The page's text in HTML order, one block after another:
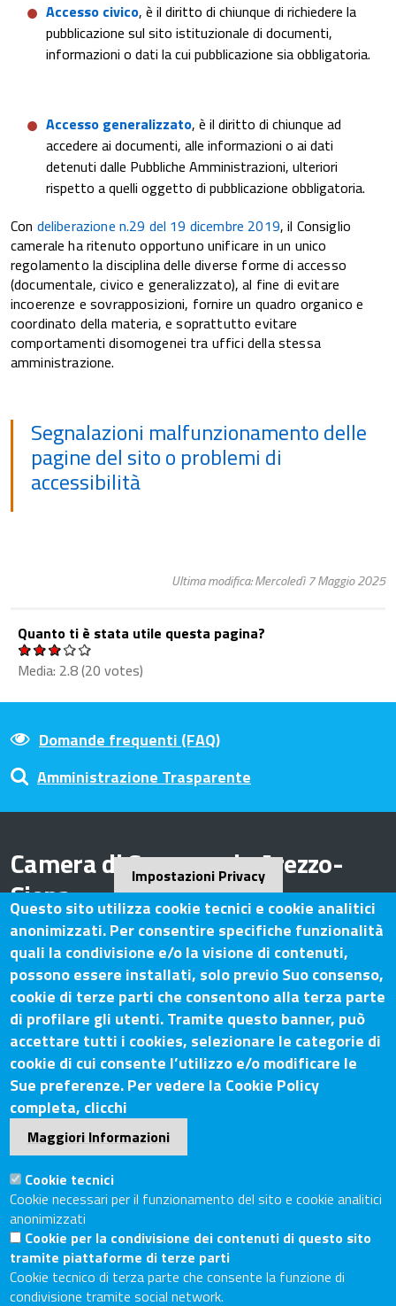
Accesso civico, è il diritto di chiunque di richiedere la
pubblicazione sul sito istituzionale di documenti,
informazioni o dati la cui pubblicazione sia obbligatoria.
Accesso generalizzato, è il diritto di chiunque ad
accedere ai documenti, alle informazioni o ai dati
detenuti dalle Pubbliche Amministrazioni, ulteriori
rispetto a quelli oggetto di pubblicazione obbligatoria.
Con deliberazione n.29 del 19 dicembre 2019, il Consiglio
camerale ha ritenuto opportuno unificare in un unico
regolamento la disciplina delle diverse forme di accesso
(documentale, civico e generalizzato), al fine di evitare
incoerenze e sovrapposizioni, fornire un quadro organico e
coordinato della materia, e soprattutto evitare
comportamenti disomogenei tra uffici della stessa
amministrazione.
Segnalazioni malfunzionamento delle
pagine del sito o problemi di
accessibilità
Ultima modifica: Mercoledì 7 Maggio 2025
Quanto ti è stata utile questa pagina?
Media: 2.8(20 votes)
Domande frequenti (FAQ)
Amministrazione Trasparente
Camera di Commercio Arezzo-
Siena
Contatti
Sede Legale: Via Lazzaro Spallanzani, 25 – 52100 Arezzo
Sede Secondaria: Piazza Giacomo Matteotti, 30 - 53100
Siena
Tel. Sede Legale: 0575/3030
Tel. Sede Secondaria: 0577/202511
C.F./P.IVA: 02326130511
Codice Univoco UF6UWY
PECcciaa.arezzosiena@as.legalmail.camcom.it
Sito web
Accesso riservato
Linee guida pubblicazione di atti e documenti
Impostazioni Privacy
Questo sito utilizza cookie tecnici e cookie analitici
anonimizzati. Per consentire specifiche funzionalità
quali la condivisione e/o la visione di contenuti,
possono essere installati, solo previo Suo consenso,
cookie di terze parti che consentono alla terza parte
di profilare gli utenti. Tramite questo banner, può
accettare tutti i cookies, selezionare le categorie di
cookie di cui consente l’utilizzo e/o modificare le
Sue preferenze. Per vedere la Cookie Policy
completa, clicchi
Maggiori Informazioni
Cookie tecnici
Cookie necessari per il funzionamento del sito e cookie analitici
anonimizzati
Cookie per la condivisione dei contenuti di questo sito
tramite piattaforme di terze parti
Cookie tecnico di terza parte che consente la funzione di
condivisione tramite social network.